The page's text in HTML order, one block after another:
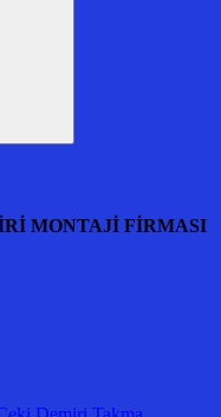
MONTAJİ FİRMASI